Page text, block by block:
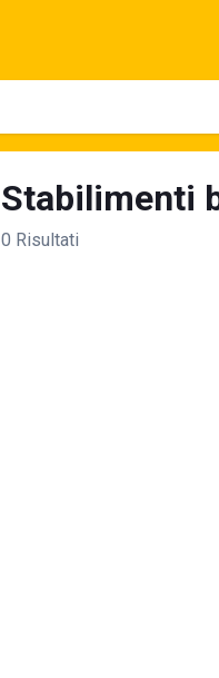
Stabilimenti
0 Risultati